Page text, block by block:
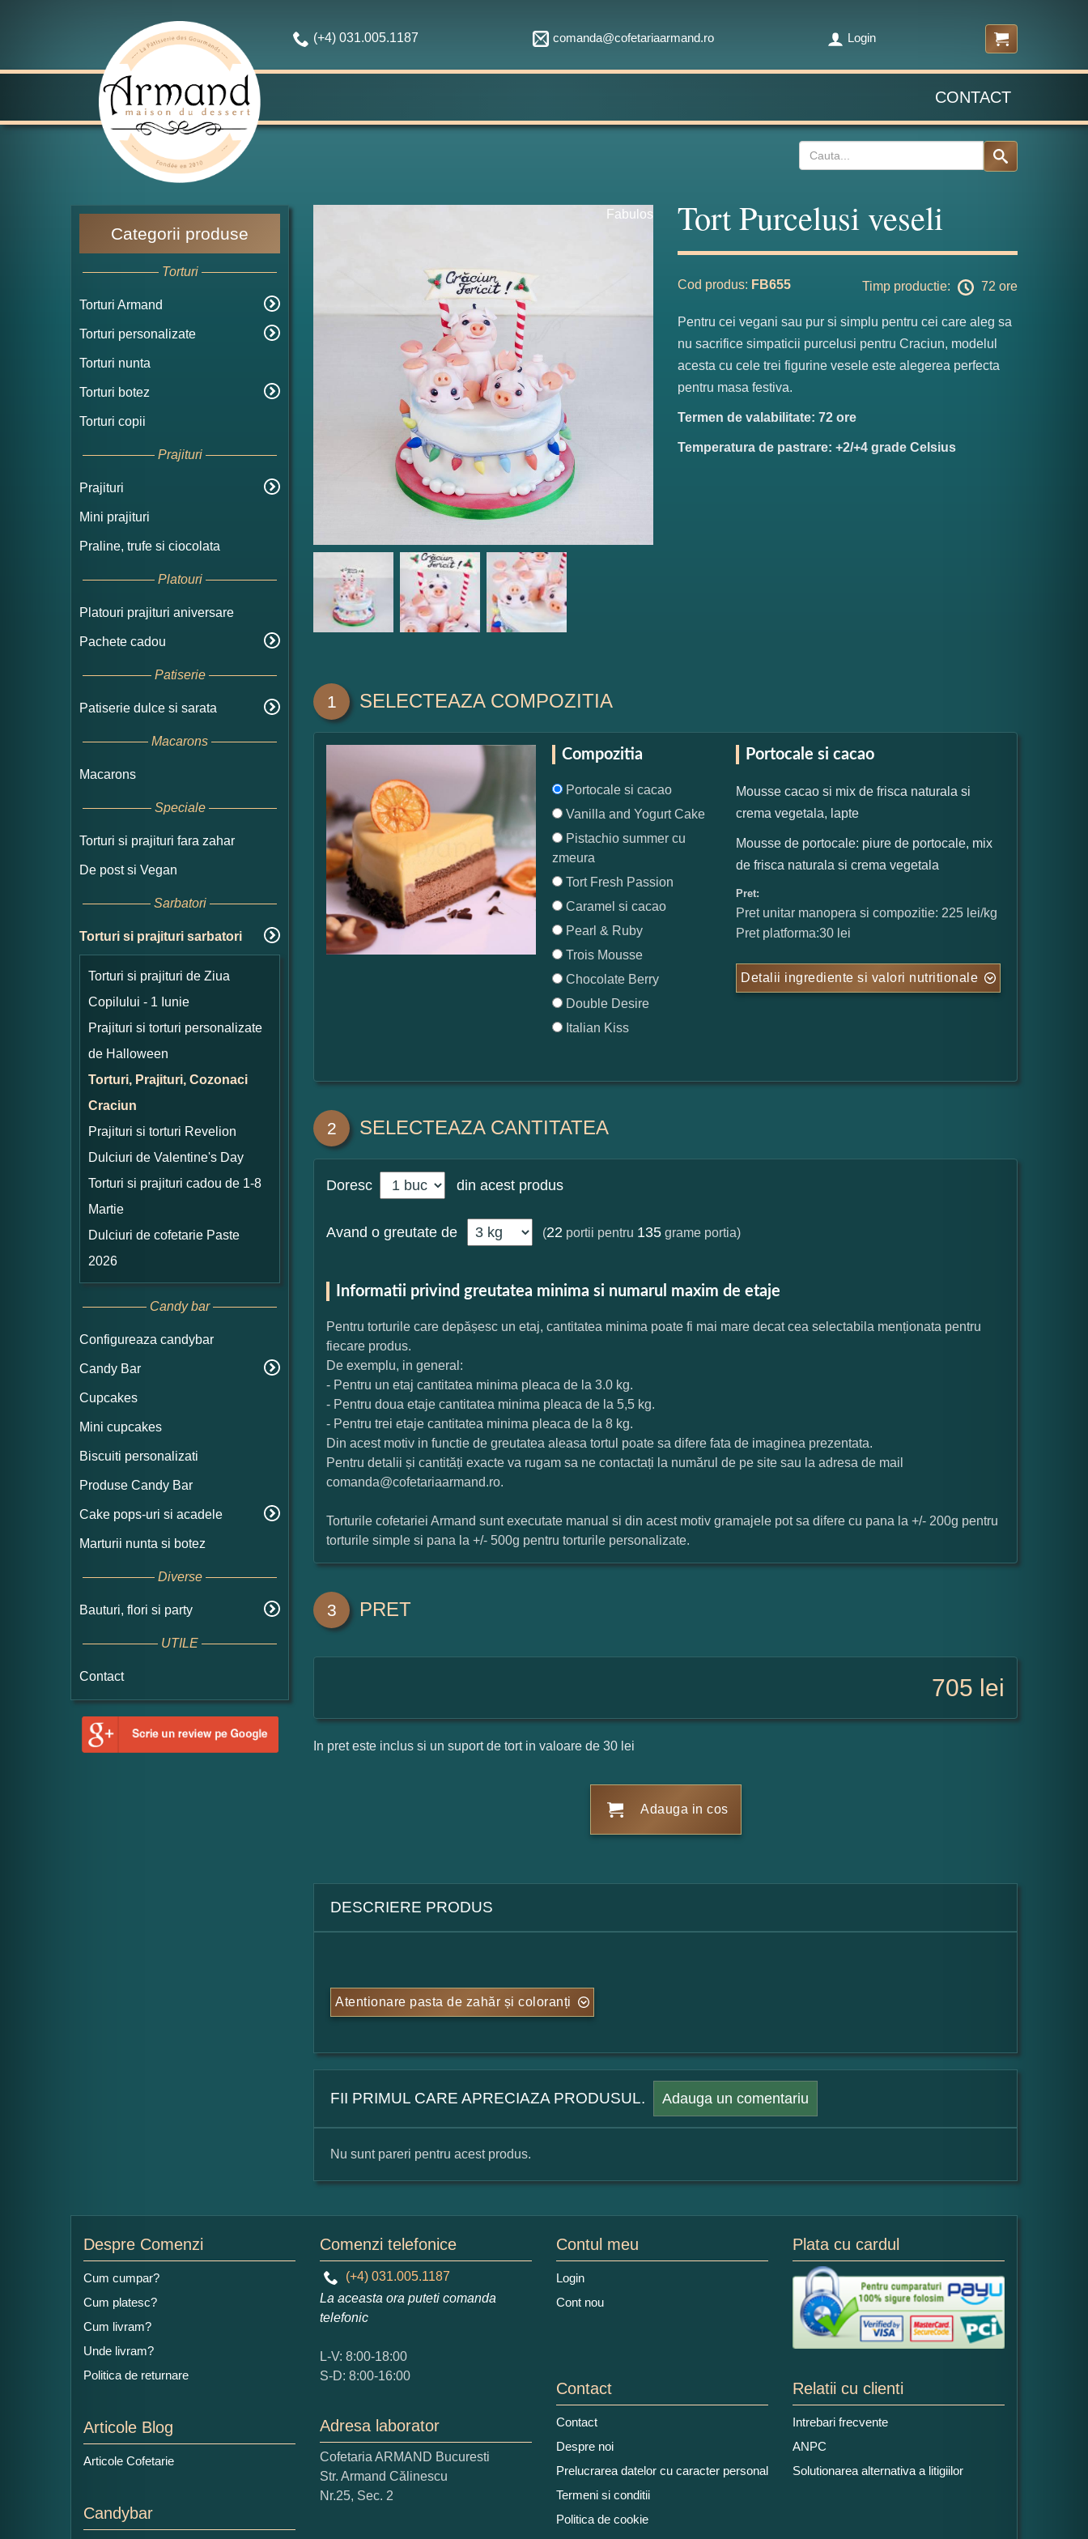
(+4) 031.005.1187 comanda@cofetariaarmand.ro Login
CONTACT
Categorii produse
Torturi
Torturi Armand
Torturi personalizate
Torturi nunta
Torturi botez
Torturi copii
Prajituri
Prajituri
Mini prajituri
Praline, trufe si ciocolata
Platouri
Platouri prajituri aniversare
Pachete cadou
Patiserie
Patiserie dulce si sarata
Macarons
Macarons
Speciale
Torturi si prajituri fara zahar
De post si Vegan
Sarbatori
Torturi si prajituri sarbatori
Torturi si prajituri de Ziua
Copilului - 1 Iunie
Prajituri si torturi personalizate
de Halloween
Torturi, Prajituri, Cozonaci
Craciun
Prajituri si torturi Revelion
Dulciuri de Valentine's Day
Torturi si prajituri cadou de 1-8
Martie
Dulciuri de cofetarie Paste
2026
Candy bar
Configureaza candybar
Candy Bar
Cupcakes
Mini cupcakes
Biscuiti personalizati
Produse Candy Bar
Cake pops-uri si acadele
Marturii nunta si botez
Diverse
Bauturi, flori si party
UTILE
Contact
Fabulos Tort Purcelusi veseli
Cod produs: FB655 Timp productie: 72 ore
Pentru cei vegani sau pur si simplu pentru cei care aleg sa
nu sacrifice simpaticii purcelusi pentru Craciun, modelul
acesta cu cele trei figurine vesele este alegerea perfecta
pentru masa festiva.
Termen de valabilitate: 72 ore
Temperatura de pastrare: +2/+4 grade Celsius
1 SELECTEAZA COMPOZITIA
Compozitia
Portocale si cacao
Vanilla and Yogurt Cake
Pistachio summer cu
zmeura
Tort Fresh Passion
Caramel si cacao
Pearl & Ruby
Trois Mousse
Chocolate Berry
Double Desire
Italian Kiss
Portocale si cacao
Mousse cacao si mix de frisca naturala si
crema vegetala, lapte
Mousse de portocale: piure de portocale, mix
de frisca naturala si crema vegetala
Pret:
Pret unitar manopera si compozitie: 225 lei/kg
Pret platforma:30 lei
Detalii ingrediente si valori nutritionale
2 SELECTEAZA CANTITATEA
Doresc din acest produs
Avand o greutate de (22 portii pentru 135 grame portia)
Informatii privind greutatea minima si numarul maxim de etaje
Pentru torturile care depășesc un etaj, cantitatea minima poate fi mai mare decat cea selectabila menționata pentru
fiecare produs.
De exemplu, in general:
- Pentru un etaj cantitatea minima pleaca de la 3.0 kg.
- Pentru doua etaje cantitatea minima pleaca de la 5,5 kg.
- Pentru trei etaje cantitatea minima pleaca de la 8 kg.
Din acest motiv in functie de greutatea aleasa tortul poate sa difere fata de imaginea prezentata.
Pentru detalii și cantități exacte va rugam sa ne contactați la numărul de pe site sau la adresa de mail
comanda@cofetariaarmand.ro.
Torturile cofetariei Armand sunt executate manual si din acest motiv gramajele pot sa difere cu pana la +/- 200g pentru
torturile simple si pana la +/- 500g pentru torturile personalizate.
3 PRET
705 lei
In pret este inclus si un suport de tort in valoare de 30 lei
Adauga in cos
DESCRIERE PRODUS
Atentionare pasta de zahăr și coloranți
FII PRIMUL CARE APRECIAZA PRODUSUL. Adauga un comentariu
Numele dumneavoastra:
Adaugati o parere despre acest produs:
Ce nota acordati acestui produs?
1 2 3 4
Nu tocmai bun
Nu sunt pareri pentru acest produs.
Despre Comenzi
Cum cumpar?
Cum platesc?
Cum livram?
Unde livram?
Politica de returnare
Articole Blog
Articole Cofetarie
Candybar
Comenzi telefonice
(+4) 031.005.1187
La aceasta ora puteti comanda
telefonic
L-V: 8:00-18:00
S-D: 8:00-16:00
Adresa laborator
Cofetaria ARMAND Bucuresti
Str. Armand Călinescu
Nr.25, Sec. 2
Contul meu
Login
Cont nou
Plata cu cardul
Contact
Contact
Despre noi
Prelucrarea datelor cu caracter personal
Termeni si conditii
Politica de cookie
Relatii cu clienti
Intrebari frecvente
ANPC
Solutionarea alternativa a litigiilor